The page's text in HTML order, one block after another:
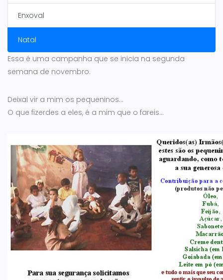
Enxoval
Natal
Essa é uma campanha que se inicia na segunda
semana de novembro.
Deixai vir a mim os pequeninos...
O que fizerdes a eles, é a mim que o fareis...